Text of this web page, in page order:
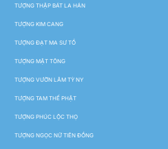
TƯỢNG THẬP BÁT LA HÁN
TƯỢNG KIM CANG
TƯỢNG ĐẠT MA SƯ TỔ
TƯỢNG MẬT TÔNG
TƯỢNG VƯỜN LÂM TỲ NY
TƯỢNG TAM THẾ PHẬT
TƯỢNG PHÚC LỘC THỌ
TƯỢNG NGỌC NỮ TIÊN ĐỒNG